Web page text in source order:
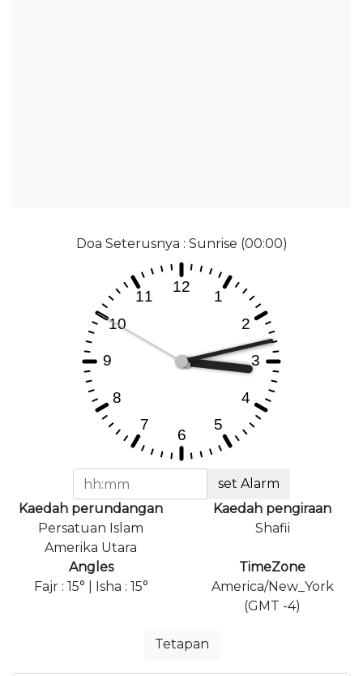
Doa Seterusnya : Sunrise (00:00)
set Alarm
Kaedah perundangan
Persatuan Islam
Amerika Utara
Kaedah pengiraan
Shafii
Angles
Fajr : 15° | Isha : 15°
TimeZone
America/New_York
(GMT -4)
Tetapan